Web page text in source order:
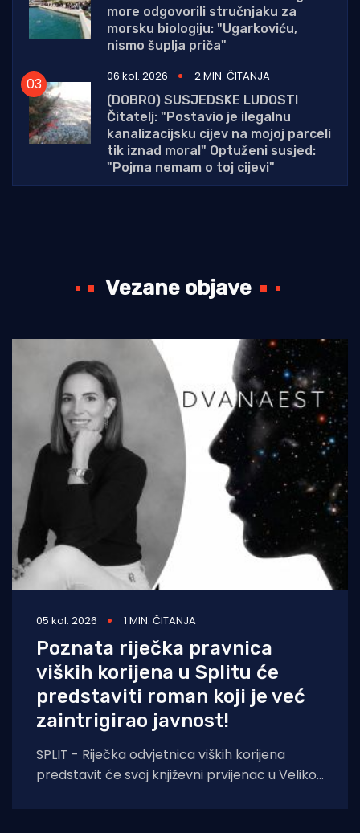
more odgovorili stručnjaku za
morsku biologiju: "Ugarkoviću,
nismo šuplja priča"
06 kol. 2026
2 MIN. ČITANJA
(DOBRO) SUSJEDSKE LUDOSTI
Čitatelj: "Postavio je ilegalnu
kanalizacijsku cijev na mojoj parceli
tik iznad mora!" Optuženi susjed:
"Pojma nemam o toj cijevi"
Vezane objave
05 kol. 2026 1 MIN. ČITANJA
Poznata riječka pravnica
viških korijena u Splitu će
predstaviti roman koji je već
zaintrigirao javnost!
SPLIT - Riječka odvjetnica viških korijena
predstavit će svoj književni prvijenac u Velikoj